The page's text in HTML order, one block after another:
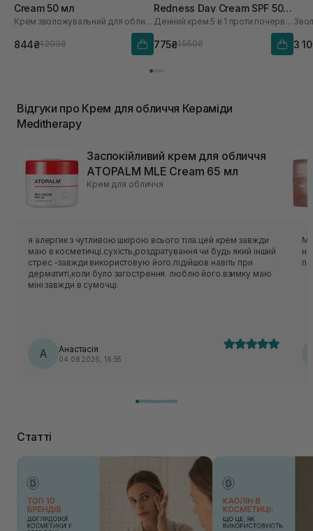
Cream 50 мл
Крем зволожувальний для обличчя із веганськими полінуклеотидами
844₴1 299₴
Redness Day Cream SPF 50
30 мл
Денний крем 5 в 1 проти почервоніння
775₴1 550₴ 3
Відгуки про Крем для обличчя Кераміди
Meditherapy
Заспокійливий крем для обличчя
ATOPALM MLE Cream 65 мл
Крем для обличчя
я алергик з чутливою шкірою всього тіла.цей крем завжди
маю в косметичці.сухість,роздратування чи будь який інший
стрес -завжди використовую його.підійшов навіть при
дерматиті,коли було загострення. люблю його.взимку маю
міні завжди в сумочці.
А Анастасія
04.08.2026, 16:55
Статті